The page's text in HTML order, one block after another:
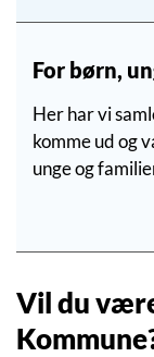
For børn,
Her har vi
komme ud og
unge og
Vil du